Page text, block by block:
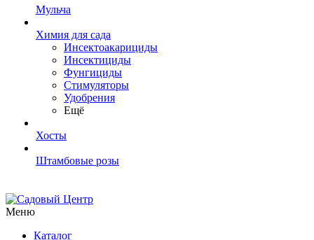
Мульча
Химия для сада
Инсектоакарициды
Инсектициды
Фунгициды
Стимуляторы
Удобрения
Ещё
Хосты
Штамбовые розы
Меню
Каталог